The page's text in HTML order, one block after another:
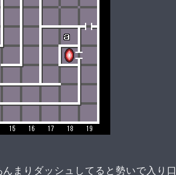
まりダッシュしてると勢いで入り口